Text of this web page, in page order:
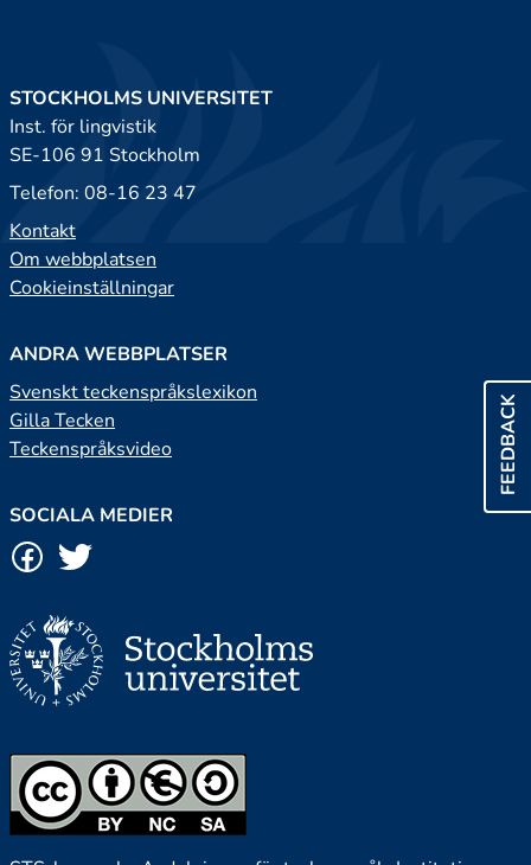
FEEDBACK
STOCKHOLMS UNIVERSITET
Inst. för lingvistik
SE-106 91 Stockholm
Telefon: 08-16 23 47
Kontakt
Om webbplatsen
Cookieinställningar
ANDRA WEBBPLATSER
Svenskt teckenspråkslexikon
Gilla Tecken
Teckenspråksvideo
SOCIALA MEDIER